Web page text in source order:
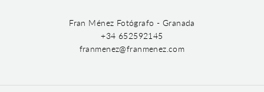
Fran Ménez Fotógrafo - Granada
+34 652592145
franmenez@franmenez.com